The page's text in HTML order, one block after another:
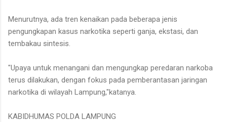
Menurutnya, ada tren kenaikan pada beberapa jenis
pengungkapan kasus narkotika seperti ganja, ekstasi, dan
tembakau sintesis.
"Upaya untuk menangani dan mengungkap peredaran narkoba
terus dilakukan, dengan fokus pada pemberantasan jaringan
narkotika di wilayah Lampung,"katanya.
KABIDHUMAS POLDA LAMPUNG